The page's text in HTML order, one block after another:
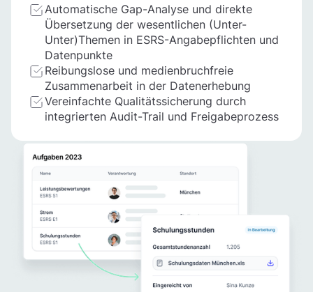
Automatische Gap-Analyse und direkte
Übersetzung der wesentlichen (Unter-
Unter)Themen in ESRS-Angabepflichten und
Datenpunkte
Reibungslose und medienbruchfreie
Zusammenarbeit in der Datenerhebung
Vereinfachte Qualitätssicherung durch
integrierten Audit-Trail und Freigabeprozess